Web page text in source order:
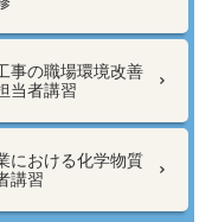
事の職場環境改善
当者講習
における化学物質
講習